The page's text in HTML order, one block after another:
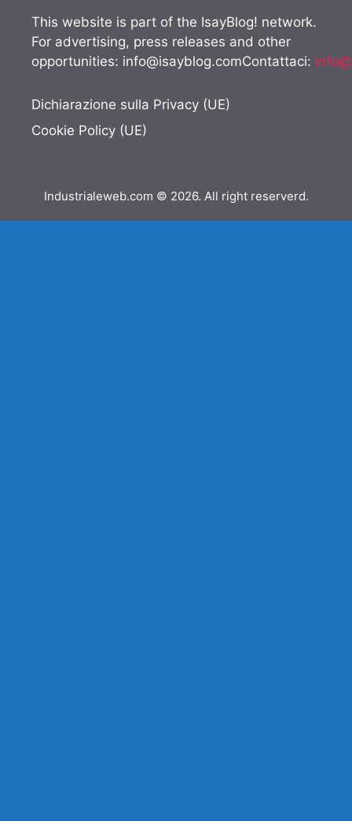
This website is part of the IsayBlog! network.
For advertising, press releases and other
opportunities: info@isayblog.comContattaci:
Dichiarazione sulla Privacy (UE)
Cookie Policy (UE)
Industrialeweb.com © 2026. All right reserverd.